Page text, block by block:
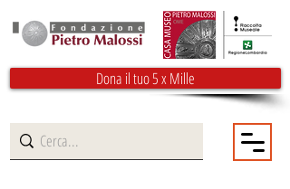
Dona il tuo 5 x Mille